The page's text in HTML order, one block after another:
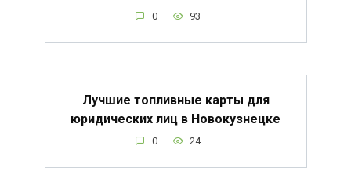
0 93
Лучшие топливные карты для
юридических лиц в Новокузнецке
0 24